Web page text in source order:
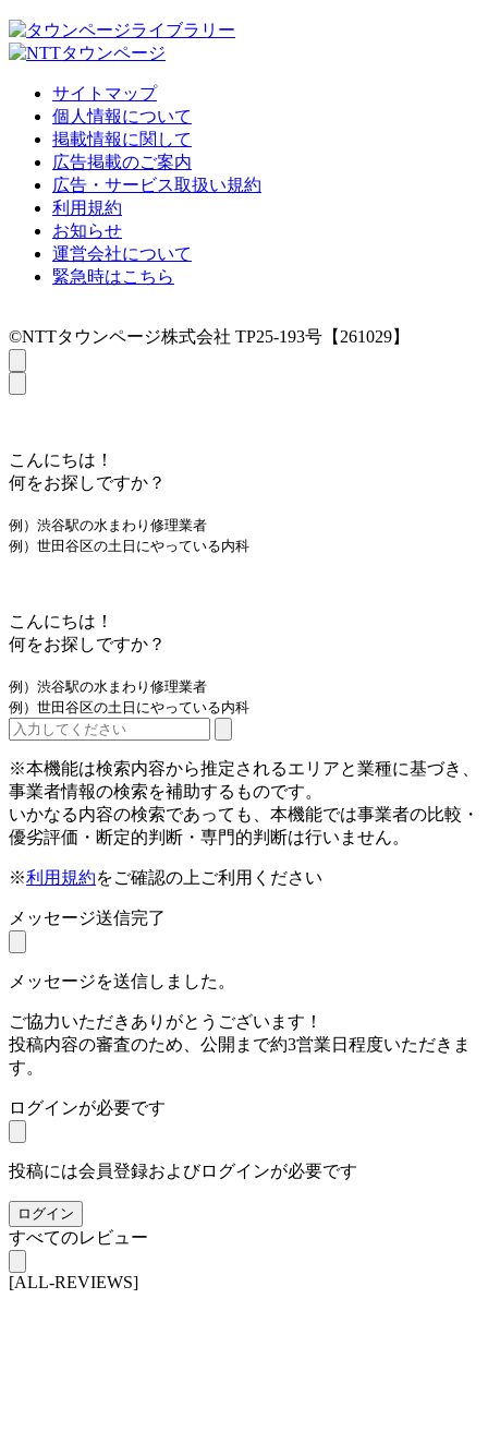
サイトマップ
個人情報について
掲載情報に関して
広告掲載のご案内
広告・サービス取扱い規約
利用規約
お知らせ
運営会社について
緊急時はこちら
©NTTタウンページ株式会社 TP25-193号【261029】
こんにちは！
何をお探しですか？
例）渋谷駅の水まわり修理業者
例）世田谷区の土日にやっている内科
こんにちは！
何をお探しですか？
例）渋谷駅の水まわり修理業者
例）世田谷区の土日にやっている内科
※本機能は検索内容から推定されるエリアと業種に基づき、
事業者情報の検索を補助するものです。
いかなる内容の検索であっても、本機能では事業者の比較・
優劣評価・断定的判断・専門的判断は行いません。
※利用規約をご確認の上ご利用ください
メッセージ送信完了
メッセージを送信しました。
ご協力いただきありがとうございます！
投稿内容の審査のため、公開まで約3営業日程度いただきま
す。
ログインが必要です
投稿には会員登録およびログインが必要です
ログイン
すべてのレビュー
[ALL-REVIEWS]